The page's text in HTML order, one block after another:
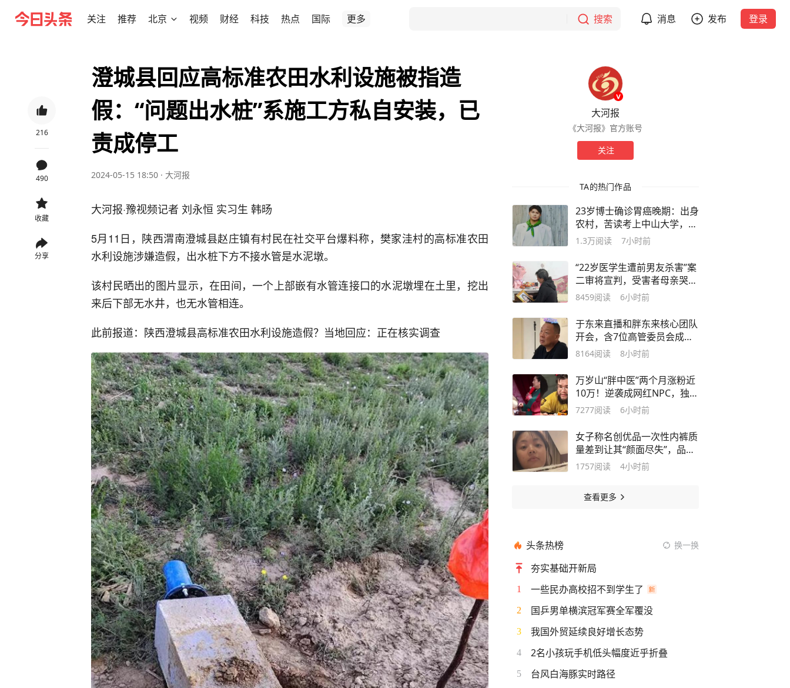
关注 推荐 北京 视频 财经 科技 热点 国际 更多 搜索 消息 发布 登录
216
490
收藏
分享
澄城县回应高标准农田水利设施被指造
假：“问题出水桩”系施工方私自安装，已
责成停工
2024-05-15 18:50 · 大河报
大河报·豫视频记者 刘永恒 实习生 韩旸
5月11日，陕西渭南澄城县赵庄镇有村民在社交平台爆料称，樊家洼村的高标准农田
水利设施涉嫌造假，出水桩下方不接水管是水泥墩。
该村民晒出的图片显示，在田间，一个上部嵌有水管连接口的水泥墩埋在土里，挖出
来后下部无水井，也无水管相连。
此前报道：陕西澄城县高标准农田水利设施造假？当地回应：正在核实调查
大河报
《大河报》官方账号
关注
TA的热门作品
23岁博士确诊胃癌晚期：出身
农村，苦读考上中山大学，直
博后压力大经常熬夜，现在只
1.3万阅读 7小时前
“22岁医学生遭前男友杀害”案
二审将宣判，受害者母亲哭
诉：女儿以前每年秋天都会给
据佐证凶手主观恶性极大
8459阅读 6小时前
于东来直播和胖东来核心团队
开会，含7位高管委员会成
员，要求高管必须满足这个条
8164阅读 8小时前
万岁山“胖中医”两个月涨粉近
10万！逆袭成网红NPC，独家
回应：月薪五六千，一天把脉
账号被封是因被举报引流
7277阅读 6小时前
女子称名创优品一次性内裤质
量差到让其“颜面尽失”，品牌
客服回应
1757阅读 4小时前
查看更多
头条热榜 换一换
夯实基础开新局
1 一些民办高校招不到学生了
2 国乒男单横滨冠军赛全军覆没
3 我国外贸延续良好增长态势
4 2名小孩玩手机低头幅度近乎折叠
5 台风白海豚实时路径